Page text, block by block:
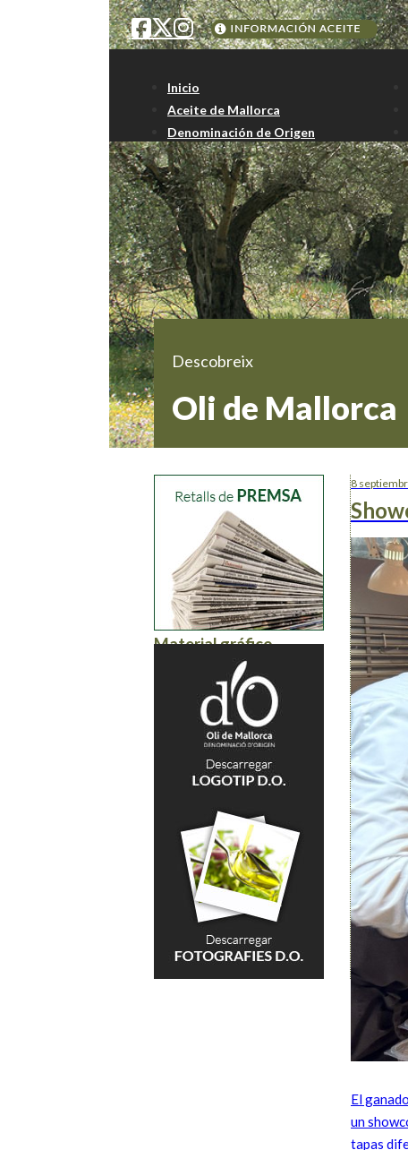
Inicio
Aceite de Mallorca
Denominación de Origen
Descobreix
Oli de Mallorca
Material gráfico
8
El
un
tapas